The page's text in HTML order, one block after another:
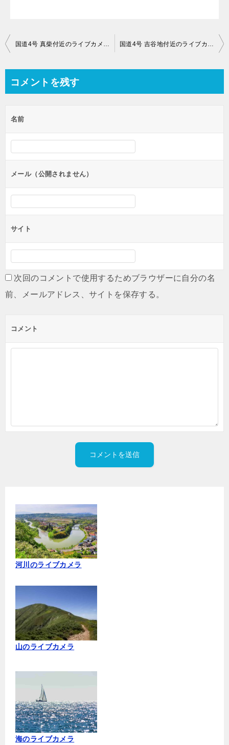
投
ビ
ー
シ
ン
国道4号 真柴付近のライブカメラ【岩手県一関市真柴】 国道4号 吉谷地付近のライブカメラ【岩手県】
コメントを残す
名前
メール（公開されません）
サイト
次回のコメントで使用するためブラウザーに自分の名
前、メールアドレス、サイトを保存する。
コメント
河川のライブカメラ
山のライブカメラ
海のライブカメラ